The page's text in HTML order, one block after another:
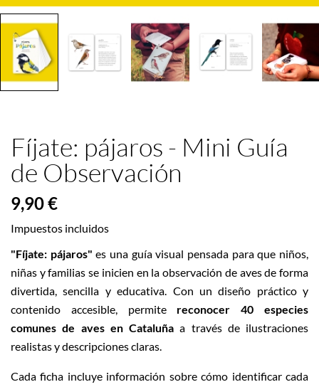
Fíjate: pájaros - Mini Guía
de Observación
9,90 €
Impuestos incluidos
"Fíjate: pájaros" es una guía visual pensada para que niños,
niñas y familias se inicien en la observación de aves de forma
divertida, sencilla y educativa. Con un diseño práctico y
contenido accesible, permite reconocer 40 especies
comunes de aves en Cataluña a través de ilustraciones
realistas y descripciones claras.
Cada ficha incluye información sobre cómo identificar cada